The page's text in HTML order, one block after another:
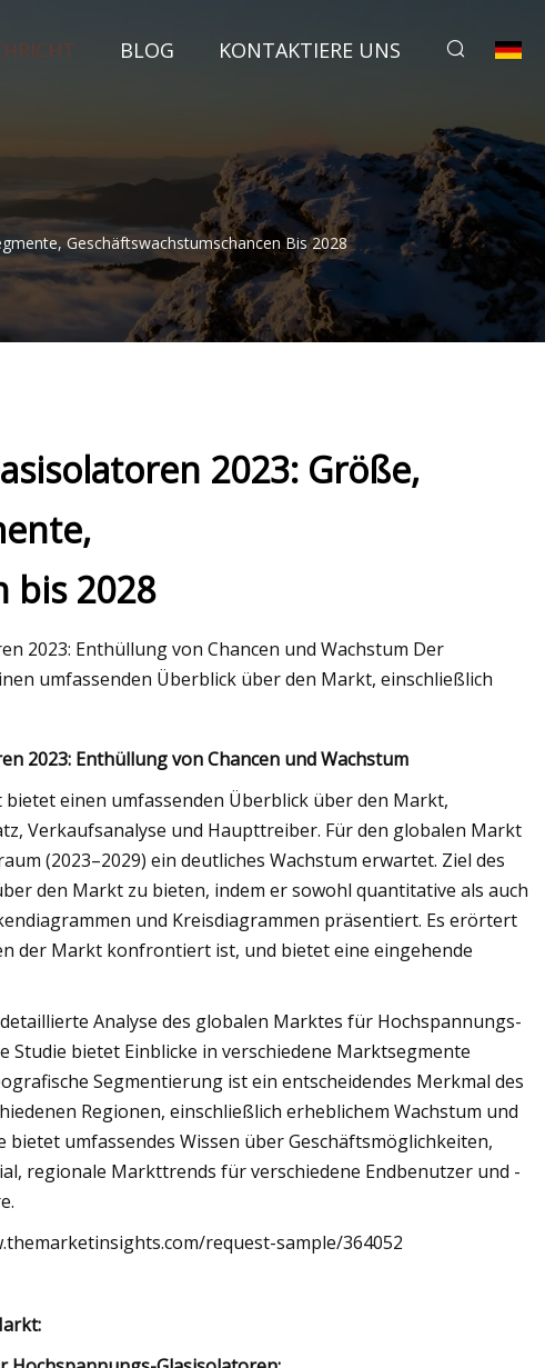
BLOG KONTAKTIERE UNS
Geschäftswachstumschancen Bis 2028
seismischen Leistung
Abfallbeton durch
2023: Größe,
bis 2028
2023: Enthüllung von Chancen und Wachstum Der
umfassenden Überblick über den Markt, einschließlich
2023: Enthüllung von Chancen und Wachstum
bietet einen umfassenden Überblick über den Markt,
Verkaufsanalyse und Haupttreiber. Für den globalen Markt
(2023–2029) ein deutliches Wachstum erwartet. Ziel des
den Markt zu bieten, indem er sowohl quantitative als auch
und Kreisdiagrammen präsentiert. Es erörtert
der Markt konfrontiert ist, und bietet eine eingehende
Analyse des globalen Marktes für Hochspannungs-
bietet Einblicke in verschiedene Marktsegmente
Segmentierung ist ein entscheidendes Merkmal des
Regionen, einschließlich erheblichem Wachstum und
umfassendes Wissen über Geschäftsmöglichkeiten,
regionale Markttrends für verschiedene Endbenutzer und -
request-sample/364052